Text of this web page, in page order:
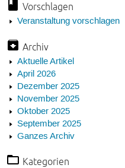
Vorschlagen
Veranstaltung vorschlagen
Archiv
Aktuelle Artikel
April 2026
Dezember 2025
November 2025
Oktober 2025
September 2025
Ganzes Archiv
Kategorien